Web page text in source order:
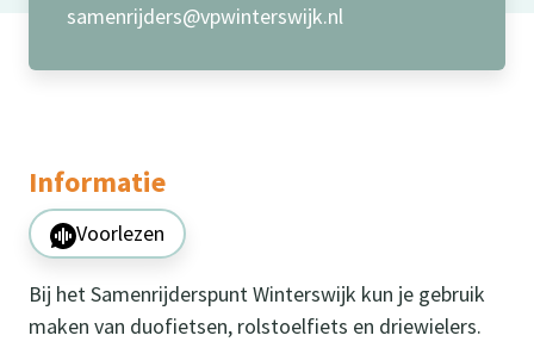
samenrijders@vpwinterswijk.nl
Informatie
Voorlezen
Bij het Samenrijderspunt Winterswijk kun je gebruik
maken van duofietsen, rolstoelfiets en driewielers.